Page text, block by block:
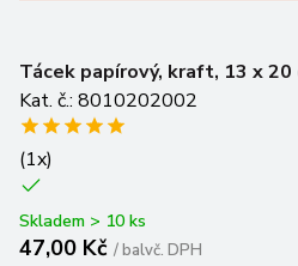
Tácek papírový, kraft, 13 x 20
Kat. č.: 8010202002
(1x)
Skladem > 10 ks
47,00 Kč /balvč. DPH